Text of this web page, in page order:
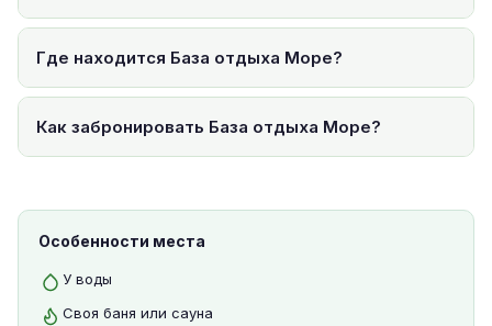
Где находится База отдыха Море?
Как забронировать База отдыха Море?
Особенности места
У воды
Своя баня или сауна